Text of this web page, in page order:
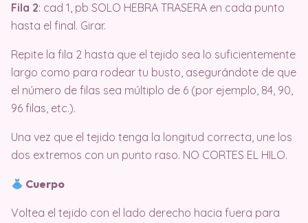
Fila 2: cad 1, pb SOLO HEBRA TRASERA en cada punto
hasta el final. Girar.
Repite la fila 2 hasta que el tejido sea lo suficientemente
largo como para rodear tu busto, asegurándote de que
el número de filas sea múltiplo de 6 (por ejemplo, 84, 90,
96 filas, etc.).
Una vez que el tejido tenga la longitud correcta, une los
dos extremos con un punto raso. NO CORTES EL HILO.
Cuerpo
Voltea el tejido con el lado derecho hacia fuera para